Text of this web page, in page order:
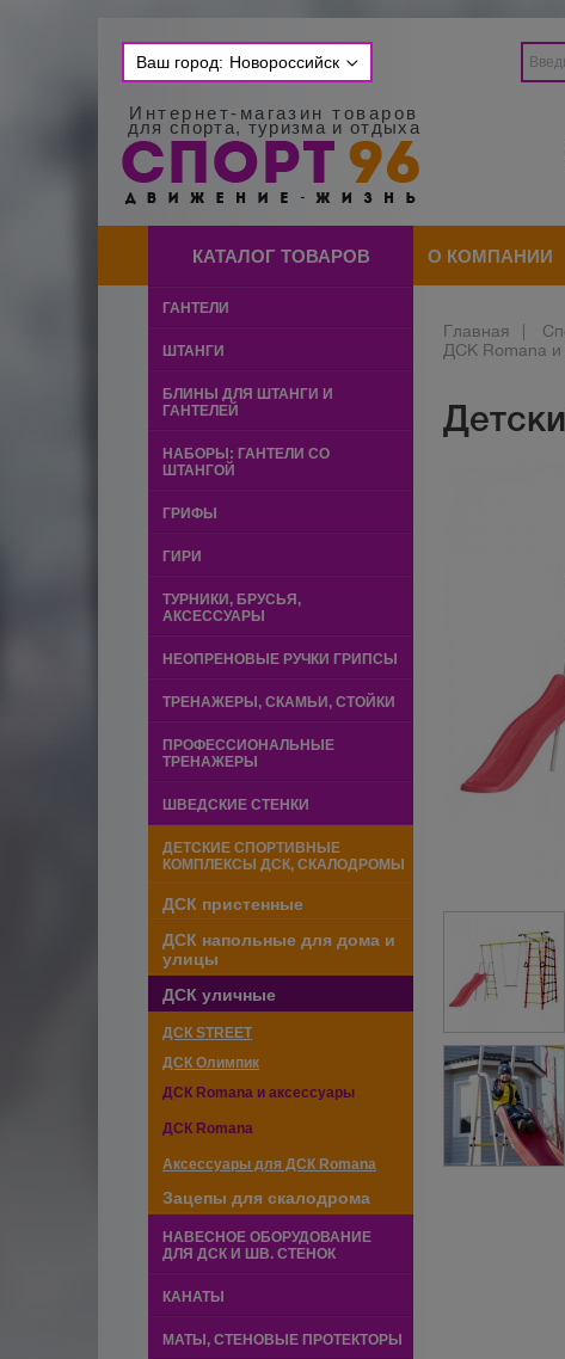
Ваш город: Новороссийск
Интернет-магазин товаров
для спорта, туризма и отдыха
КАТАЛОГ ТОВАРОВ О КОМПАНИИ
ГАНТЕЛИ
ШТАНГИ
БЛИНЫ ДЛЯ ШТАНГИ И
ГАНТЕЛЕЙ
НАБОРЫ: ГАНТЕЛИ СО
ШТАНГОЙ
ГРИФЫ
ГИРИ
ТУРНИКИ, БРУСЬЯ,
АКСЕССУАРЫ
НЕОПРЕНОВЫЕ РУЧКИ ГРИПСЫ
ТРЕНАЖЕРЫ, СКАМЬИ, СТОЙКИ
ПРОФЕССИОНАЛЬНЫЕ
ТРЕНАЖЕРЫ
ШВЕДСКИЕ СТЕНКИ
ДЕТСКИЕ СПОРТИВНЫЕ
КОМПЛЕКСЫ ДСК, СКАЛОДРОМЫ
ДСК пристенные
ДСК напольные для дома и
улицы
ДСК уличные
ДСК STREET
ДСК Олимпик
ДСК Romana и аксессуары
ДСК Romana
Аксессуары для ДСК Romana
Зацепы для скалодрома
НАВЕСНОЕ ОБОРУДОВАНИЕ
ДЛЯ ДСК И ШВ. СТЕНОК
КАНАТЫ
МАТЫ, СТЕНОВЫЕ ПРОТЕКТОРЫ
Главная
ДСК Romana и